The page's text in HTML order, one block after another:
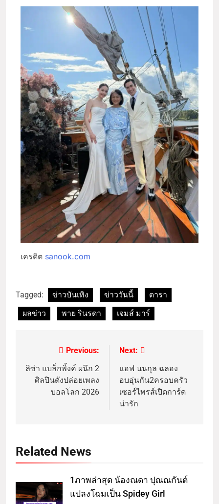
เครดิต sanook.com
Tagged: ข่าวบันเทิง ข่าววันนี้
ดารา
ผลข่าว
พาย รินรดา เจมส์ มาร์
Previous:
ลิซ่า แบล็กพิ้งค์ ผนึก 2
ศิลปินดังปล่อยเพลง
บอลโลก 2026
Next:
แอฟ นนกุล ฉลอง
อบอุ่นกัน2ครอบครัว
เซอร์ไพรส์เปิดการ์ด
น่ารัก
Related News
1ภาพล่าสุด น้องณดา ปุณณกันต์
แปลงโฉมเป็น Spidey Girl